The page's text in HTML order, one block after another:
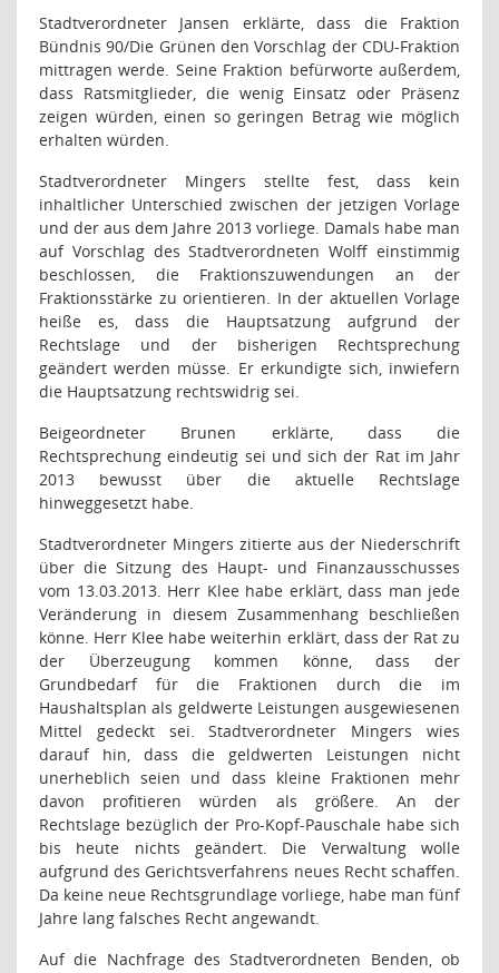
Stadtverordneter Jansen erklärte, dass die Fraktion
Bündnis 90/Die Grünen den Vorschlag der CDU-Fraktion
mittragen werde. Seine Fraktion befürworte außerdem,
dass Ratsmitglieder, die wenig Einsatz oder Präsenz
zeigen würden, einen so geringen Betrag wie möglich
erhalten würden.
Stadtverordneter Mingers stellte fest, dass kein
inhaltlicher Unterschied zwischen der jetzigen Vorlage
und der aus dem Jahre 2013 vorliege. Damals habe man
auf Vorschlag des Stadtverordneten Wolff einstimmig
beschlossen, die Fraktionszuwendungen an der
Fraktionsstärke zu orientieren. In der aktuellen Vorlage
heiße es, dass die Hauptsatzung aufgrund der
Rechtslage und der bisherigen Rechtsprechung
geändert werden müsse. Er erkundigte sich, inwiefern
die Hauptsatzung rechtswidrig sei.
Beigeordneter Brunen erklärte, dass die
Rechtsprechung eindeutig sei und sich der Rat im Jahr
2013 bewusst über die aktuelle Rechtslage
hinweggesetzt habe.
Stadtverordneter Mingers zitierte aus der Niederschrift
über die Sitzung des Haupt- und Finanzausschusses
vom 13.03.2013. Herr Klee habe erklärt, dass man jede
Veränderung in diesem Zusammenhang beschließen
könne. Herr Klee habe weiterhin erklärt, dass der Rat zu
der Überzeugung kommen könne, dass der
Grundbedarf für die Fraktionen durch die im
Haushaltsplan als geldwerte Leistungen ausgewiesenen
Mittel gedeckt sei. Stadtverordneter Mingers wies
darauf hin, dass die geldwerten Leistungen nicht
unerheblich seien und dass kleine Fraktionen mehr
davon profitieren würden als größere. An der
Rechtslage bezüglich der Pro-Kopf-Pauschale habe sich
bis heute nichts geändert. Die Verwaltung wolle
aufgrund des Gerichtsverfahrens neues Recht schaffen.
Da keine neue Rechtsgrundlage vorliege, habe man fünf
Jahre lang falsches Recht angewandt.
Auf die Nachfrage des Stadtverordneten Benden, ob